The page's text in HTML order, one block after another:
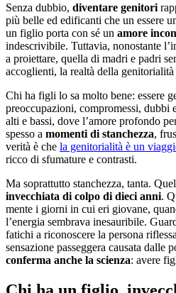
Senza dubbio, diventare genitori
più belle ed edificanti che un essere
un figlio porta con sé un amore
indescrivibile. Tuttavia, nonostante
a proiettare, quella di madri e padri
accoglienti, la realtà della
Chi ha figli lo sa molto bene: essere
preoccupazioni, compromessi, dubbi
alti e bassi, dove l’amore profondo
spesso a momenti di stanchezza,
verità è che la genitorialità è un
ricco di sfumature e contrasti.
Ma soprattutto stanchezza, tanta.
invecchiata di colpo di dieci anni.
mente i giorni in cui eri giovane,
l’energia sembrava inesauribile.
fatichi a riconoscere la persona
sensazione passeggera causata dalle
conferma anche la scienza: avere